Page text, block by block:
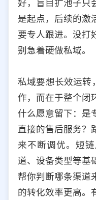
好，盲目扩池子只
是起点，后续的激
要专人跟进。没打
别急着硬做私域。
私域要想长效运转
作，而在于整个闭
什么愿意留下：是
直接的售后服务？
来不断调优。短
道、设备类型等基
帮你判断哪条渠道
的转化效率更高。